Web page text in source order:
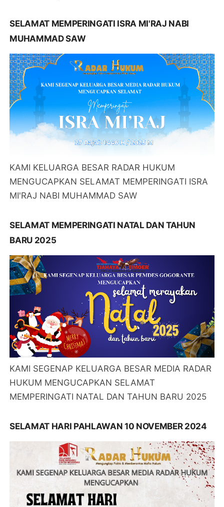
SELAMAT MEMPERINGATI ISRA MI'RAJ NABI
MUHAMMAD SAW
KAMI KELUARGA BESAR RADAR HUKUM
MENGUCAPKAN SELAMAT MEMPERINGATI ISRA
MI'RAJ NABI MUHAMMAD SAW
SELAMAT MEMPERINGATI NATAL DAN TAHUN
BARU 2025
KAMI SEGENAP KELUARGA BESAR MEDIA RADAR
HUKUM MENGUCAPKAN SELAMAT
MEMPERINGATI NATAL DAN TAHUN BARU 2025
SELAMAT HARI PAHLAWAN 10 NOVEMBER 2024